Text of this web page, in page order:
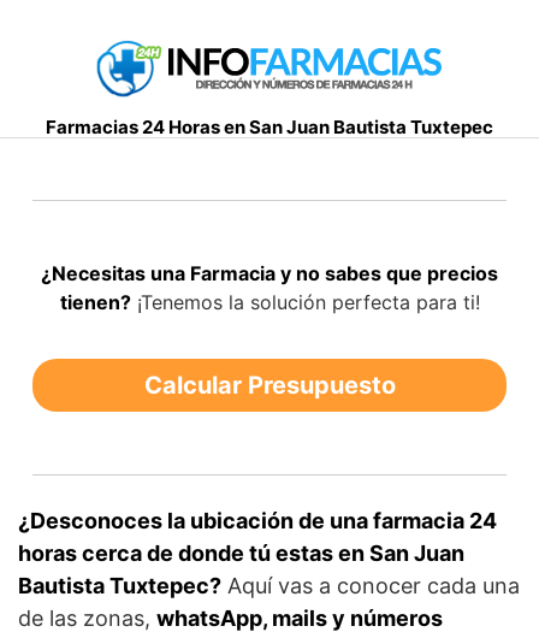
Farmacias 24 Horas en San Juan Bautista Tuxtepec
¿Necesitas una Farmacia y no sabes que precios
tienen?¡Tenemos la solución perfecta para ti!
Calcular Presupuesto
¿Desconoces la ubicación de una farmacia 24
horas cerca de donde tú estas en San Juan
Bautista Tuxtepec? Aquí vas a conocer cada una
de las zonas, whatsApp, mails y números